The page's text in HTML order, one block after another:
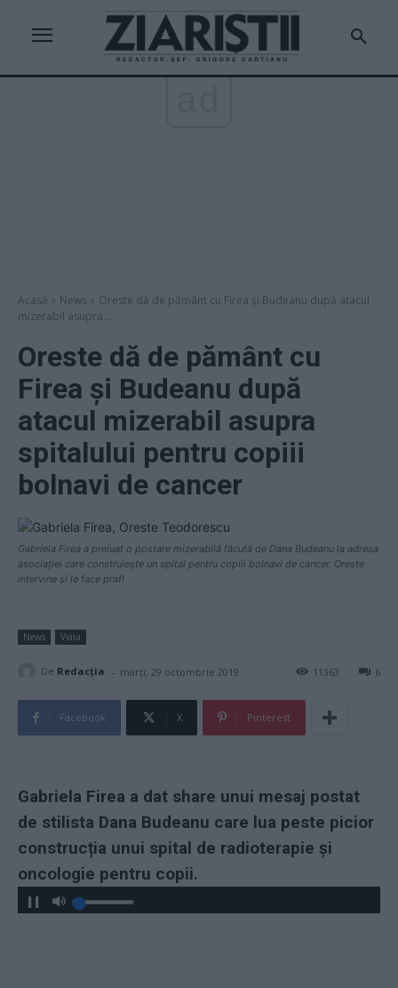
Acasă News
Oreste dă de pământ cu Firea și Budeanu după atacul
mizerabil asupra...
Oreste dă de pământ cu
Firea și Budeanu după
atacul mizerabil asupra
spitalului pentru copiii
bolnavi de cancer
Gabriela Firea a preluat o postare mizerabilă făcută de Dana Budeanu la adresa
asociației care construiește un spital pentru copiii bolnavi de cancer. Oreste
intervine și le face praf!
News Viața
De Redacţia - marți, 29 octombrie 2019 6
11363
Facebook X Pinterest
Gabriela Firea a dat share unui mesaj postat
de stilista Dana Budeanu care lua peste picior
construcția unui spital de radioterapie și
oncologie pentru copii.